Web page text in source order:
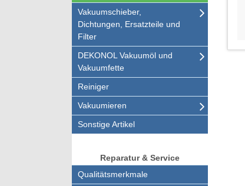
Vakuumschieber,
Dichtungen, Ersatzteile und
Filter
DEKONOL Vakuumöl und
Vakuumfette
Reiniger
Vakuumieren
Sonstige Artikel
Reparatur & Service
Qualitätsmerkmale